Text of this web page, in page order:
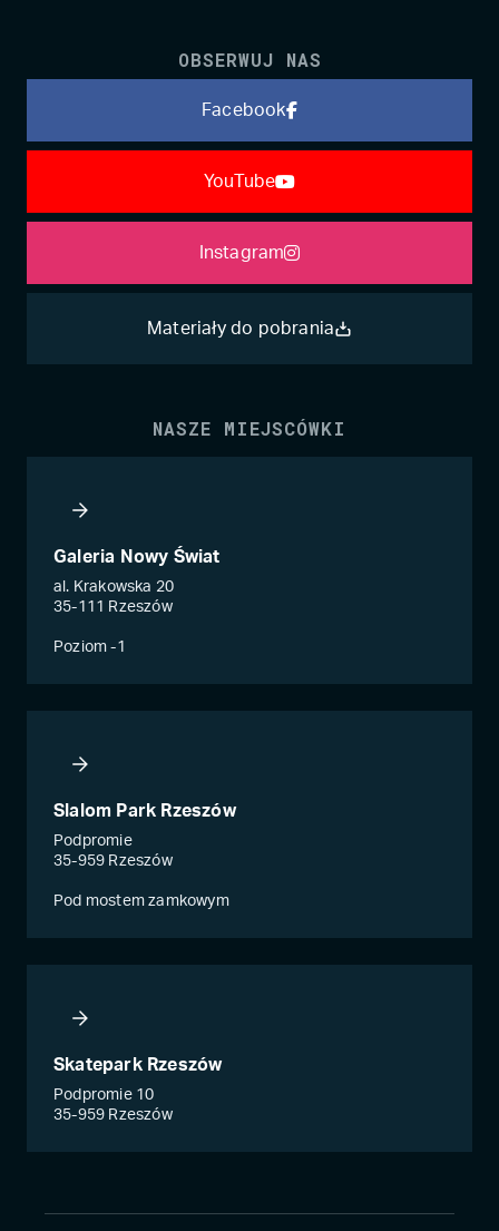
OBSERWUJ NAS
Facebook
YouTube
Instagram
Materiały do pobrania
NASZE MIEJSCÓWKI
Galeria Nowy Świat
al. Krakowska 20
35-111 Rzeszów
Poziom -1
Slalom Park Rzeszów
Podpromie
35-959 Rzeszów
Pod mostem zamkowym
Skatepark Rzeszów
Podpromie 10
35-959 Rzeszów